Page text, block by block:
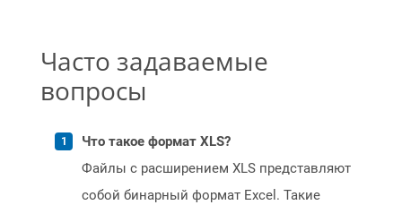
Часто задаваемые
вопросы
Что такое формат XLS?
Файлы с расширением XLS представляют
собой бинарный формат Excel. Такие